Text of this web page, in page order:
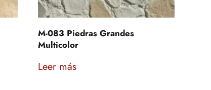
M-083 Piedras Grandes
Multicolor
Leer más